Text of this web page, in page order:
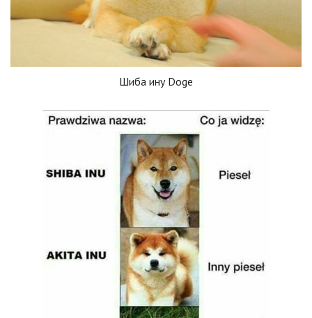
Шиба ину Doge